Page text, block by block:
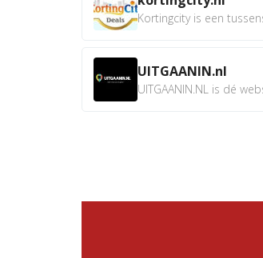
Kortingcity is een
UITGAANIN.nl
UITGAANIN.NL is dé